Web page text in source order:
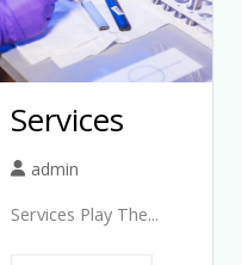
Services
admin
Services Play The...